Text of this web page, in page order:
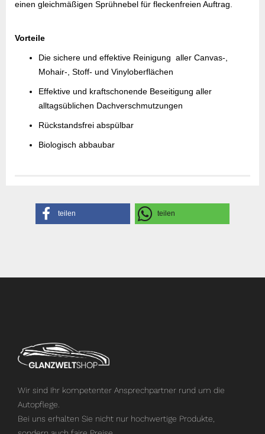
einen gleichmäßigen Sprühnebel für fleckenfreien Auftrag.
Vorteile
Die sichere und effektive Reinigung aller Canvas-,
Mohair-, Stoff- und Vinyloberflächen
Effektive und kraftschonende Beseitigung aller
alltagsüblichen Dachverschmutzungen
Rückstandsfrei abspülbar
Biologisch abbaubar
teilen teilen
Wir sind Ihr kompetenter Ansprechpartner rund um die
Autopflege.
Bei uns erhalten Sie nicht nur hochwertige Produkte,